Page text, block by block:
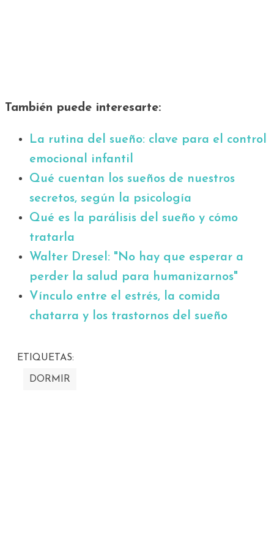
También puede interesarte:
La rutina del sueño: clave para el control
emocional infantil
Qué cuentan los sueños de nuestros
secretos, según la psicología
Qué es la parálisis del sueño y cómo
tratarla
Walter Dresel: "No hay que esperar a
perder la salud para humanizarnos"
Vínculo entre el estrés, la comida
chatarra y los trastornos del sueño
ETIQUETAS:
DORMIR